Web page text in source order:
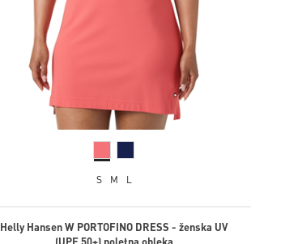
S M L
Helly Hansen W PORTOFINO DRESS - ženska UV
(UPF 50+) poletna obleka